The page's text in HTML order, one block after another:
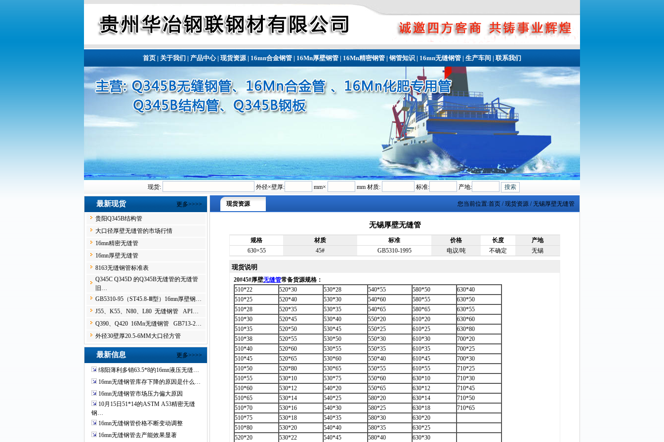
首页 | 关于我们 | 产品中心| 现货资源| 16mn合金钢管 | 16Mn厚壁钢管 | 16Mn精密钢管 | 钢管知识 | 16mn无缝钢管 | 生产车间 | 联系我们
现货: 外径×壁厚: mm× mm 材质: 标准: 产地:
最新现货 更多>>>>
贵阳Q345B结构管
大口径厚壁无缝管的市场行情
16mn精密无缝管
16mn厚壁无缝管
8163无缝钢管标准表
Q345C Q345D 的Q345B无缝管的无缝管
旧…
GB5310-95（ST45.8-Ⅲ型）16mn厚壁钢…
J55、K55、N80、L80 无缝钢管 API…
Q390、Q420 16Mn无缝钢管 GB713-2…
外径30壁厚20.5-6MM大口径方管
最新信息 更多>>>>
绵阳薄利多销63.5*8的16mn液压无缝…
16mn无缝钢管库存下降的原因是什么…
16mn无缝钢管市场压力偏大原因
10月15日51*14的ASTM A53精密无缝
钢…
16mn无缝钢管价格不断变动调整
16mn无缝钢管去产能效果显著
现货资源 您当前位置:首页 / 现货资源 / 无锡厚壁无缝管
无锡厚壁无缝管
规格 材质 标准 价格 长度
产地
630×55
45# GB5310-1995 电议/吨 不确定 无锡
现货说明
20#45#厚壁无缝管常备货源规格：
510*22
520*30 530*28 540*55 580*50
630*40
510*25
520*40 530*30 540*60 580*55
630*50
510*28
520*35 530*35 540*65 580*65
630*55
510*30
520*45 530*40 550*20 610*20
630*60
510*35
520*50 530*45 550*25 610*25
630*80
510*38
520*55 530*50 550*30 610*30
700*20
510*40
520*60 530*55 550*35 610*35
700*25
510*45
520*65 530*60 550*40 610*45
700*30
510*50
520*80 530*65 550*55 610*55
710*25
510*55
530*10 530*75 550*60 630*10
710*30
510*60
530*12 540*20 550*65 630*12
710*45
510*65
530*14 540*25 580*20 630*14
710*50
510*70
530*16 540*30 580*25 630*18
710*65
510*75
530*18 540*35 580*30
630*20
510*80
530*20 540*40 580*35
630*25
520*20
530*22 540*45 580*40 630*30